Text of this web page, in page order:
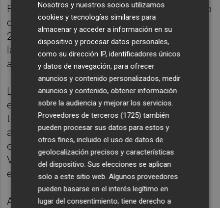
El Valencia, que ya había disputado y perdido
contra el Barcelona la final de la campaña
2002-03, no se había vuelto a clasificar para
la última eliminatoria del torneo desde
aquella victoria de 2017.
Lo ha vuelo a hacer en la primera campaña
en la que ha regresado a su banquillo el
técnico Pedro Martínez, que con la victoria
ante el La Laguna Tenerife en el tercer
encuentro de la semifinal igualó a Miki
Vukovic como entrenador con más victorias
en la historia del club.
Ahora el Valencia está pendiente de saber si
Nosotros y nuestros socios utilizamos
cookies y tecnologías similares para
almacenar y acceder a información en su
dispositivo y procesar datos personales,
como su dirección IP, identificadores únicos
y datos de navegación, para ofrecer
anuncios y contenido personalizados, medir
anuncios y contenido, obtener información
sobre la audiencia y mejorar los servicios.
Proveedores de terceros (1725) también
pueden procesar sus datos para estos y
otros fines, incluido el uso de datos de
geolocalización precisos y características
del dispositivo. Sus elecciones se aplican
solo a este sitio web. Algunos proveedores
pueden basarse en el interés legítimo en
lugar del consentimiento; tiene derecho a